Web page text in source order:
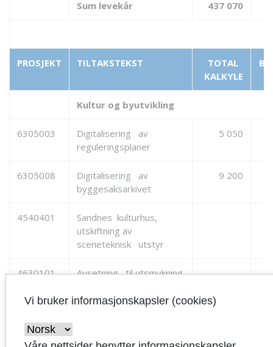
Sum levekår 437 070
PROSJEKT TILTAKSTEKST
TOTAL
KALKYLE
Kultur og byutvikling
6305003
Digitalisering av
reguleringsplaner
5 050
6305008
Digitalisering av
byggesaksarkivet
9 200
4540401
Sandnes kulturhus,
utskiftning av
sceneteknisk utstyr
4630101 Avsetning til utsmykning
4102200
Branntekniske tiltak i
1500900 Rehabilitering
Vi bruker informasjonskapsler (cookies)